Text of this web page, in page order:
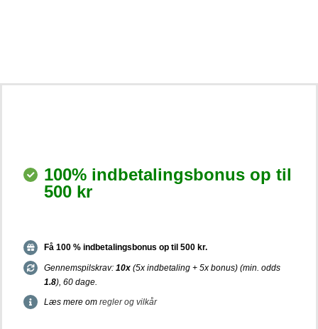
100% indbetalingsbonus op til
500 kr
Få 100 % indbetalingsbonus op til 500 kr.
Gennemspilskrav: 10x(5x indbetaling + 5x bonus) (min. odds
1.8), 60 dage.
Læs mere om regler og vilkår